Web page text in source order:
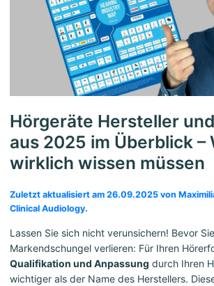
Hörgeräte Hersteller
aus 2025 im Überblick –
wirklich wissen müssen
Zuletzt aktualisiert am 26.09.2025 von
Clinical Audiology.
Lassen Sie sich nicht verunsichern! Bevor
Markendschungel verlieren: Für Ihren
Qualifikation und Anpassung durch Ihren
wichtiger als der Name des Herstellers.